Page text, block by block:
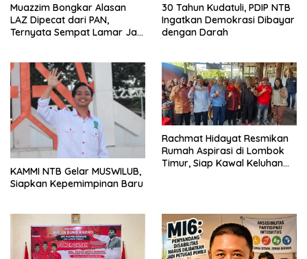
Muazzim Bongkar Alasan
LAZ Dipecat dari PAN,
Ternyata Sempat Lamar Jadi
30 Tahun Kudatuli, PDIP NTB
Ingatkan Demokrasi Dibayar
dengan Darah
KAMMI NTB Gelar MUSWILUB,
Siapkan Kepemimpinan Baru
Rachmat Hidayat Resmikan
Rumah Aspirasi di Lombok
Timur, Siap Kawal Keluhan